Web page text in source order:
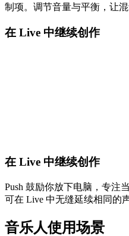
制项。调节音量与平衡，让混
在 Live 中继续创作
在 Live 中继续创作
Push 鼓励你放下电脑，专注
可在 Live 中无缝延续相同的
音乐人使用场景